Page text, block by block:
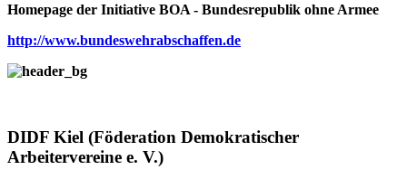
Homepage der Initiative BOA - Bundesrepublik ohne Armee
http://www.bundeswehrabschaffen.de
DIDF Kiel (Föderation Demokratischer
Arbeitervereine e. V.)